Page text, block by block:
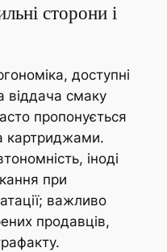
сторони і
доступні
віддача смаку
пропонується
картриджами.
іноді
при
важливо
продавців,